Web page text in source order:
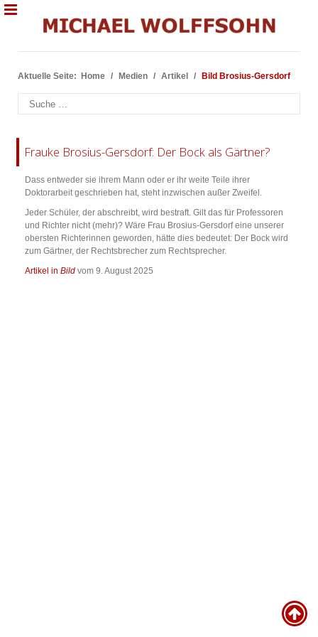
Aktuelle Seite: Home Medien Artikel Bild Brosius-Gersdorf
Suchen
Frauke Brosius-Gersdorf: Der Bock als Gärtner?
Dass entweder sie ihrem Mann oder er ihr weite Teile ihrer
Doktorarbeit geschrieben hat, steht inzwischen außer Zweifel.
Jeder Schüler, der abschreibt, wird bestraft. Gilt das für Professoren
und Richter nicht (mehr)? Wäre Frau Brosius-Gersdorf eine unserer
obersten Richterinnen geworden, hätte dies bedeutet: Der Bock wird
zum Gärtner, der Rechtsbrecher zum Rechtsprecher.
Artikel in Bild vom 9. August 2025